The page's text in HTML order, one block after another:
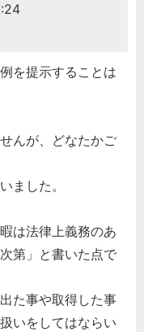
を提示することは
んが、どなたかご
ました。
は法律上義務のあ
第」と書いた点で
た事や取得した事
いをしてはならい